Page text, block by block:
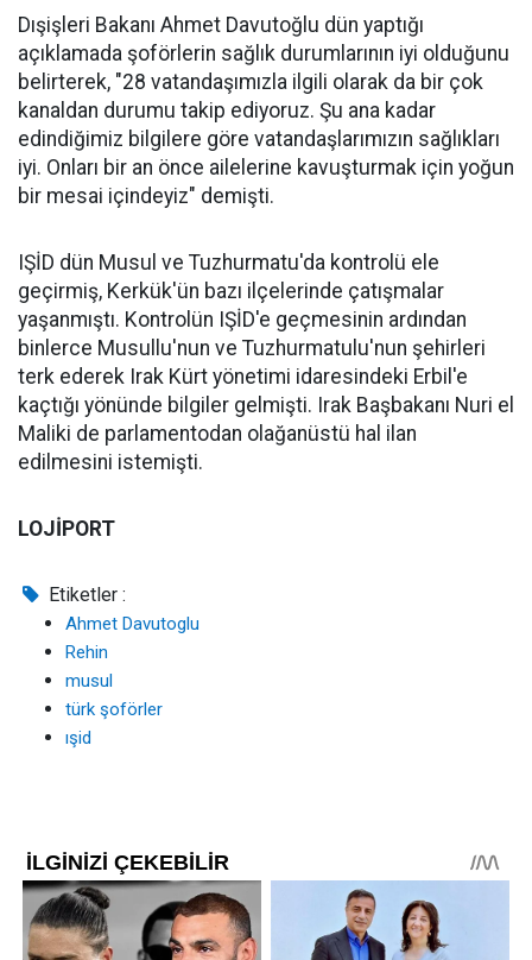
Dışişleri Bakanı Ahmet Davutoğlu dün yaptığı
açıklamada şoförlerin sağlık durumlarının iyi olduğunu
belirterek, "28 vatandaşımızla ilgili olarak da bir çok
kanaldan durumu takip ediyoruz. Şu ana kadar
edindiğimiz bilgilere göre vatandaşlarımızın sağlıkları
iyi. Onları bir an önce ailelerine kavuşturmak için yoğun
bir mesai içindeyiz" demişti.
IŞİD dün Musul ve Tuzhurmatu'da kontrolü ele
geçirmiş, Kerkük'ün bazı ilçelerinde çatışmalar
yaşanmıştı. Kontrolün IŞİD'e geçmesinin ardından
binlerce Musullu'nun ve Tuzhurmatulu'nun şehirleri
terk ederek Irak Kürt yönetimi idaresindeki Erbil'e
kaçtığı yönünde bilgiler gelmişti. Irak Başbakanı Nuri el
Maliki de parlamentodan olağanüstü hal ilan
edilmesini istemişti.
LOJİPORT
Etiketler :
Ahmet Davutoglu
Rehin
musul
türk şoförler
ışid